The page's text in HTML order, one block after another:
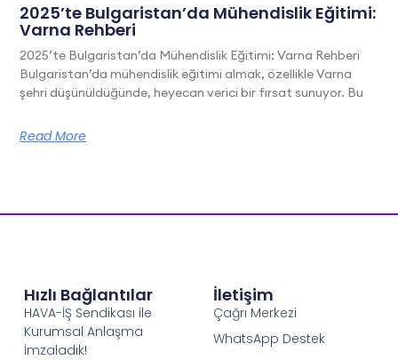
2025’te Bulgaristan’da Mühendislik Eğitimi:
Varna Rehberi
2025’te Bulgaristan’da Mühendislik Eğitimi: Varna Rehberi
Bulgaristan’da mühendislik eğitimi almak, özellikle Varna
şehri düşünüldüğünde, heyecan verici bir fırsat sunuyor. Bu
Read More
Hızlı Bağlantılar
HAVA-İŞ Sendikası ile
Kurumsal Anlaşma
İmzaladık!
İletişim
Çağrı Merkezi
WhatsApp Destek